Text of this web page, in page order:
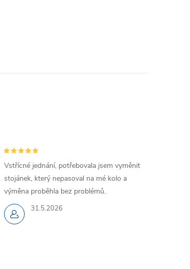
31.5.2026
Vstřícné jednání, potřebovala jsem vyměnit
stojánek, který nepasoval na mé kolo a
výměna proběhla bez problémů.